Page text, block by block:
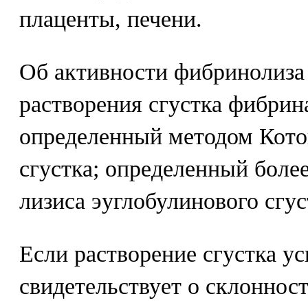
плаценты, печени.
Об активности
растворения сгустка
определенный методом
сгустка; определенный
лизиса эуглобулинового
Если растворение сгустка
свидетельствует о